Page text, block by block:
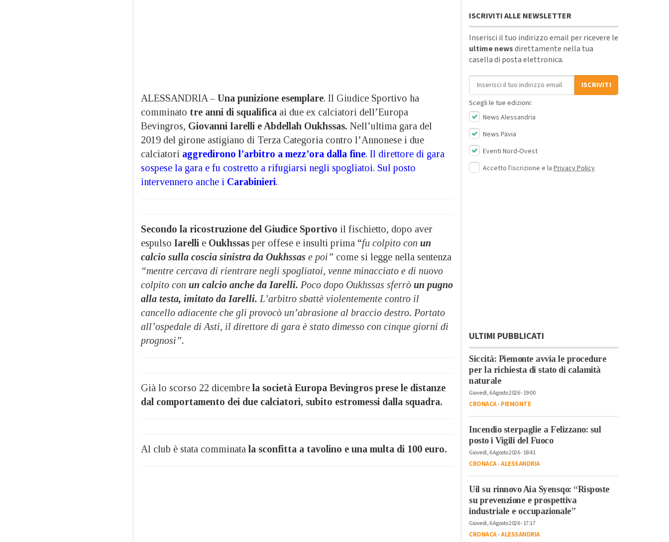
ALESSANDRIA – Una punizione esemplare. Il Giudice Sportivo ha
comminato tre anni di squalifica ai due ex calciatori dell’Europa
Bevingros, Giovanni Iarelli e Abdellah Oukhssas. Nell’ultima gara del
2019 del girone astigiano di Terza Categoria contro l’Annonese i due
calciatori aggredirono l’arbitro a mezz’ora dalla fine. Il direttore di gara
sospese la gara e fu costretto a rifugiarsi negli spogliatoi. Sul posto
intervennero anche i Carabinieri.
Secondo la ricostruzione del Giudice Sportivo il fischietto, dopo aver
espulso Iarelli e Oukhssas per offese e insulti prima “fu colpito con un
calcio sulla coscia sinistra da Oukhssas e poi” come si legge nella sentenza
“mentre cercava di rientrare negli spogliatoi, venne minacciato e di nuovo
colpito con un calcio anche da Iarelli. Poco dopo Oukhssas sferrò un pugno
alla testa, imitato da Iarelli. L’arbitro sbattè violentemente contro il
cancello adiacente che gli provocò un’abrasione al braccio destro. Portato
all’ospedale di Asti, il direttore di gara è stato dimesso con cinque giorni di
prognosi”.
Già lo scorso 22 dicembre la società Europa Bevingros prese le distanze
dal comportamento dei due calciatori, subito estromessi dalla squadra.
Al club è stata comminata la sconfitta a tavolino e una multa di 100 euro.
ISCRIVITI ALLE NEWSLETTER
Inserisci il tuo indirizzo email per ricevere le
ultime newsdirettamente nella tua
casella di posta elettronica.
Indirizzo email
ISCRIVITI
Scegli le tue edizioni:
News Alessandria
News Pavia
Eventi Nord-Ovest
Accetto l'iscrizione e la Privacy Policy
ULTIMI PUBBLICATI
Siccità: Piemonte avvia le procedure
per la richiesta di stato di calamità
naturale
Giovedì, 6 Agosto 2026 - 19:00
CRONACA-PIEMONTE
Incendio sterpaglie a Felizzano: sul
posto i Vigili del Fuoco
Giovedì, 6 Agosto 2026 - 18:41
CRONACA-ALESSANDRIA
Uil su rinnovo Aia Syensqo: “Risposte
su prevenzione e prospettiva
industriale e occupazionale”
Giovedì, 6 Agosto 2026 - 17:17
CRONACA-ALESSANDRIA